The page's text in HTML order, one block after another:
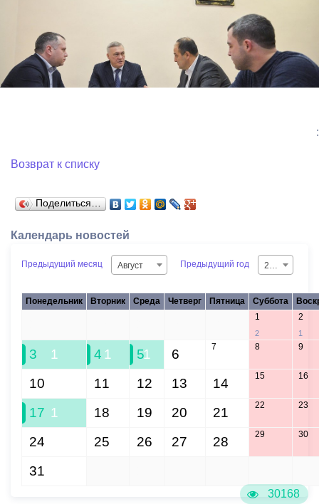
30168
:
Возврат к списку
Поделиться…
Календарь новостей
Предыдущий месяц Август Предыдущий год 2026
Понедельник Вторник Среда Четверг Пятница Суббота
1
2
2
1
3 1 4 1 51 6 7 8 9
10 11 12 13 14 15 16
17 1 18 19 20 21 22 23
24 25 26 27 28 29 30
31